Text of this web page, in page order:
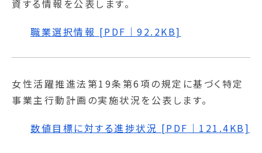
資する情報を公表します。
職業選択情報 [PDF｜92.2KB]
女性活躍推進法第19条第6項の規定に基づく特定
事業主行動計画の実施状況を公表します。
数値目標に対する進捗状況 [PDF｜121.4KB]